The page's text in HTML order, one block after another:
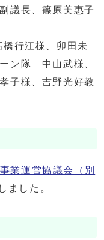
議長、篠原美惠子
行江様、卯田未
ン隊 中山武様、
子様、吉野光好教
業運営協議会
（別
ました。